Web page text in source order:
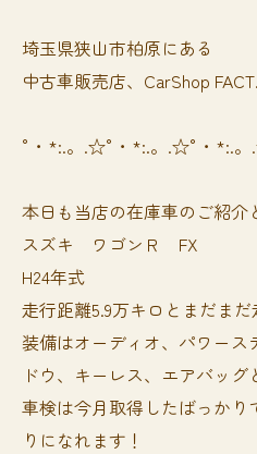
埼玉県狭山市柏原にある
中古車販売店、CarShop
°・*:.。.☆°・*:.。.☆°・*:.
本日も当店の在庫車のご紹介
スズキ ワゴンＲ FX
H24年式
走行距離5.9万キロとまだま
装備はオーディオ、パワース
ドウ、キーレス、エアバッグ
車検は今月取得したばっかり
りになれます！